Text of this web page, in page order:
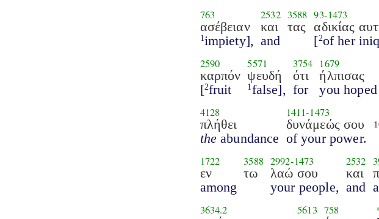
763
ασέβειαν
1impiety],
2532
και
and
3588
τας
93-1473
αδικίας
[2of her
2590
καρπόν
[2fruit
5571
ψευδή
1 false],
3754
ότι
for
1679
ήλπισας
you hoped
4128
πλήθει
theabundance
1411-1473
δυνάμεώς σου
of your power.
1722
εν
among
3588
τω
2992-1473
λαώ σου
your people,
2532
και
and
3634.2 5613 758